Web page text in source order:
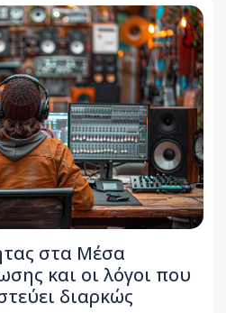
στα Μέσα
και οι λόγοι που
διαρκώς